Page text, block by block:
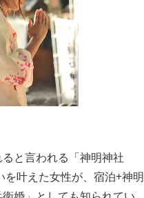
と言われる「神明神社
叶えた女性が、宿泊+神明